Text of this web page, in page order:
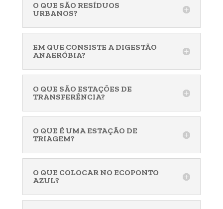
O QUE SÃO RESÍDUOS
URBANOS?
EM QUE CONSISTE A DIGESTÃO
ANAERÓBIA?
O QUE SÃO ESTAÇÕES DE
TRANSFERÊNCIA?
O QUE É UMA ESTAÇÃO DE
TRIAGEM?
O QUE COLOCAR NO ECOPONTO
AZUL?